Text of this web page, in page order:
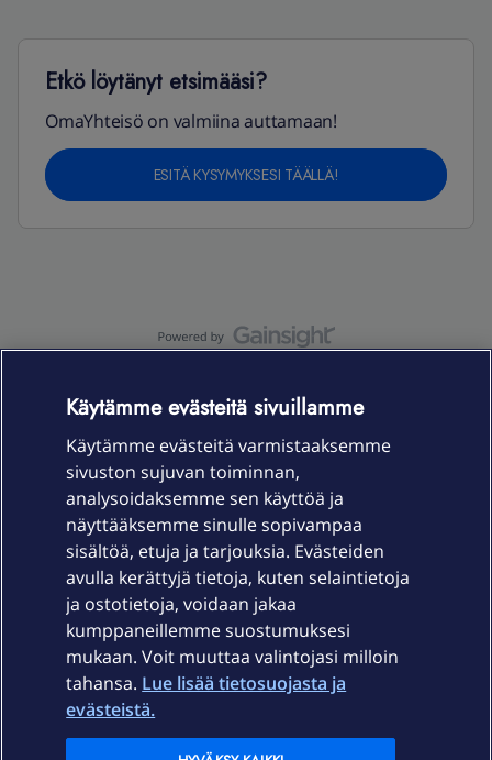
Etkö löytänyt etsimääsi?
OmaYhteisö on valmiina auttamaan!
ESITÄ KYSYMYKSESI TÄÄLLÄ!
Laitteet & liittymät
Palvelut
Ajankohtaista
Elisa Oyj
Käytämme evästeitä sivuillamme
Käytämme evästeitä varmistaaksemme
sivuston sujuvan toiminnan,
analysoidaksemme sen käyttöä ja
näyttääksemme sinulle sopivampaa
sisältöä, etuja ja tarjouksia. Evästeiden
avulla kerättyjä tietoja, kuten selaintietoja
ja ostotietoja, voidaan jakaa
kumppaneillemme suostumuksesi
mukaan. Voit muuttaa valintojasi milloin
tahansa. Lue lisää tietosuojasta ja
evästeistä.